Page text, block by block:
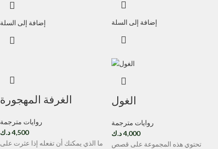
إضافة إلى السلة إضافة إلى السلة
الغرفة المهجورة
روايات مترجمة
4,500د.ك
ما الذي يمكنك أن تفعله إذا عثرت على
الغول
روايات مترجمة
4,000د.ك
تحتوي هذه المجموعة على قصص